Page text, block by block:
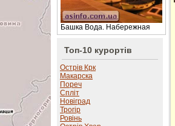
Башка Вода. Набережная
Топ-10 курортів
Острів Крк
Макарска
Пореч
Спліт
Новіград
Трогір
Ровінь